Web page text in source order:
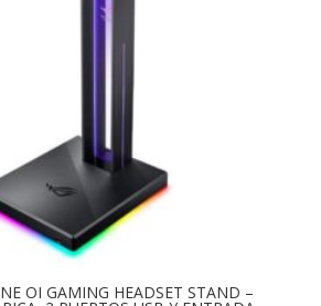
OI GAMING HEADSET STAND –